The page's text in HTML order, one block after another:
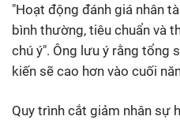
"Hoạt động đánh giá nhân
bình thường, tiêu chuẩn và
chú ý". Ông lưu ý rằng tổng
kiến sẽ cao hơn vào cuối
Quy trình cắt giảm nhân sự